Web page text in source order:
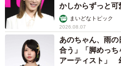
かしからずっと可
まいどなトピック
2026.08.07
あのちゃん、雨
合う」「脚めっ
アーティスト」